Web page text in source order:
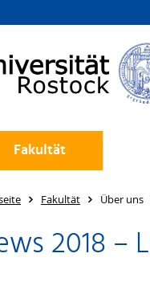
Fakultät
Fakultät Über uns
2018 –